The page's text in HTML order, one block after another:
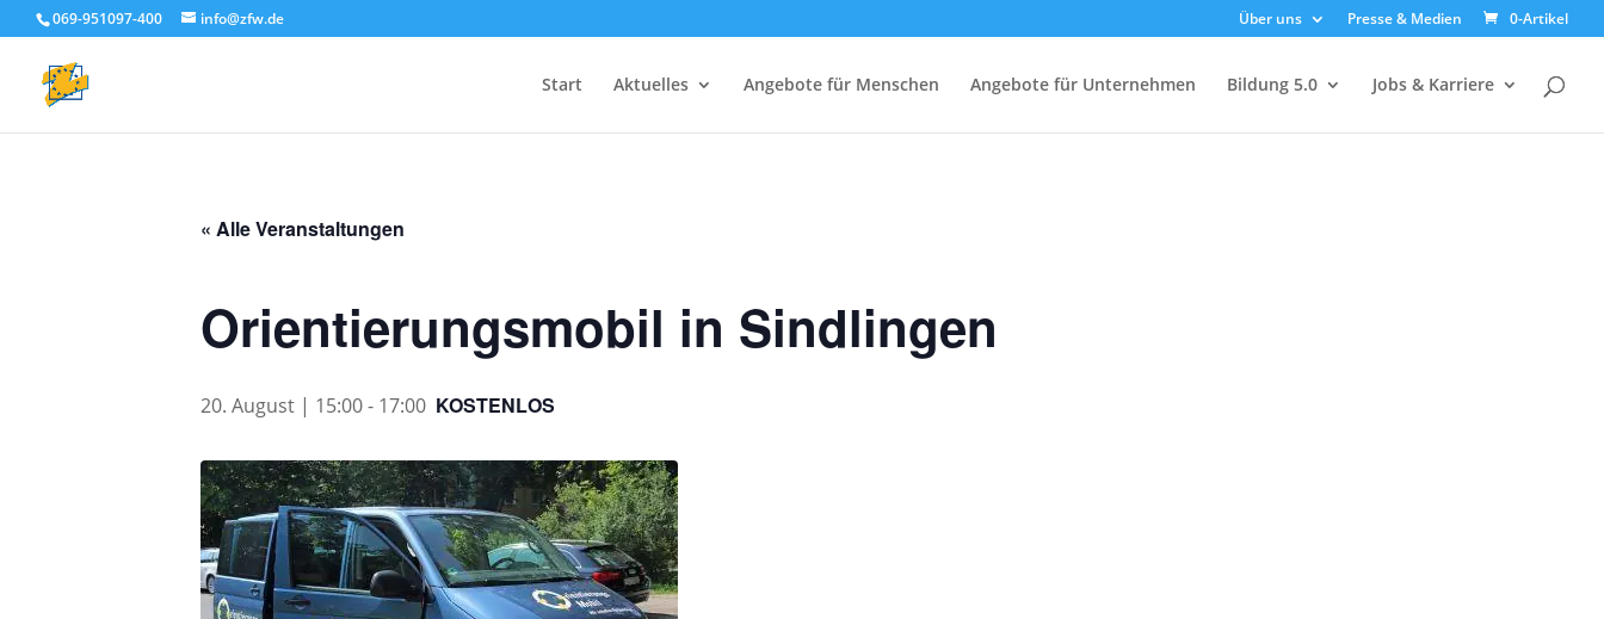
069-951097-400 info@zfw.de Über uns Presse & Medien 0-Artikel
Start Aktuelles Angebote für Menschen Angebote für Unternehmen Bildung 5.0 Jobs & Karriere
« Alle Veranstaltungen
Orientierungsmobil in Sindlingen
20. August | 15:00- 17:00 KOSTENLOS